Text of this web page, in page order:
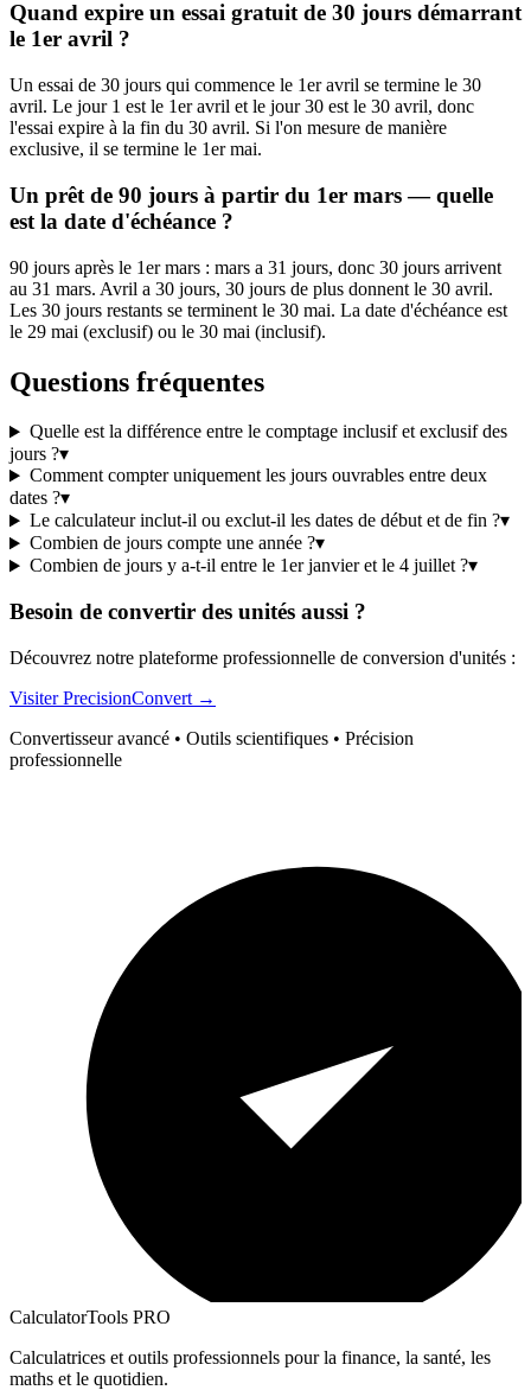
Quand expire un essai gratuit de 30 jours démarrant
le 1er avril ?
Un essai de 30 jours qui commence le 1er avril se termine le 30
avril. Le jour 1 est le 1er avril et le jour 30 est le 30 avril, donc
l'essai expire à la fin du 30 avril. Si l'on mesure de manière
exclusive, il se termine le 1er mai.
Un prêt de 90 jours à partir du 1er mars — quelle
est la date d'échéance ?
90 jours après le 1er mars : mars a 31 jours, donc 30 jours arrivent
au 31 mars. Avril a 30 jours, 30 jours de plus donnent le 30 avril.
Les 30 jours restants se terminent le 30 mai. La date d'échéance est
le 29 mai (exclusif) ou le 30 mai (inclusif).
Questions fréquentes
Quelle est la différence entre le comptage inclusif et exclusif des
jours ?▾
Comment compter uniquement les jours ouvrables entre deux
dates ?▾
Le calculateur inclut-il ou exclut-il les dates de début et de fin ?▾
Combien de jours compte une année ?▾
Combien de jours y a-t-il entre le 1er janvier et le 4 juillet ?▾
Besoin de convertir des unités aussi ?
Découvrez notre plateforme professionnelle de conversion d'unités :
Visiter PrecisionConvert →
Convertisseur avancé • Outils scientifiques • Précision
professionnelle
CalculatorTools PRO
Calculatrices et outils professionnels pour la finance, la santé, les
maths et le quotidien.